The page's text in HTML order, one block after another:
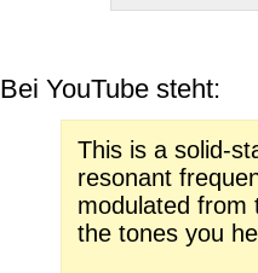
Bei YouTube steht:
This is a solid-
resonant
modulated from
the tones you